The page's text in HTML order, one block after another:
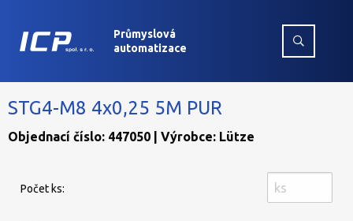
Průmyslová
automatizace
STG4-M8 4x0,25 5M PUR
Objednací číslo: 447050 | Výrobce: Lütze
Počet ks: